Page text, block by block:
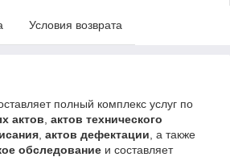
Условия возврата
полный комплекс услуг по
актов актов технического
актов дефектации , а также
обследование и составляет